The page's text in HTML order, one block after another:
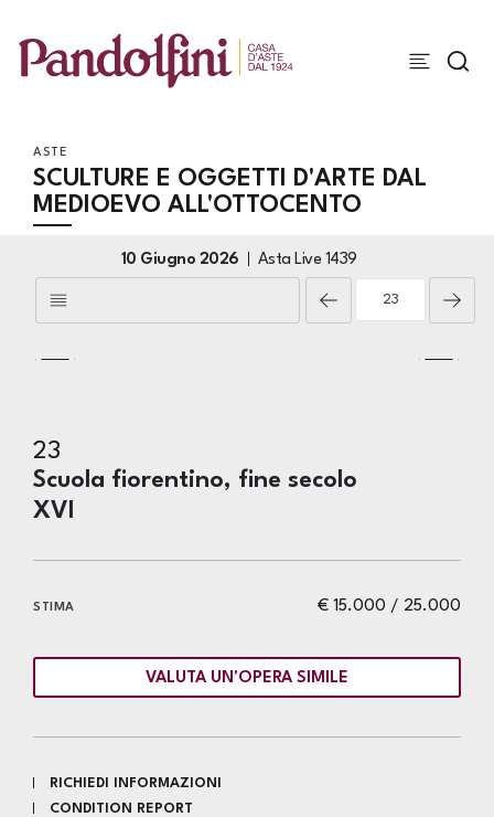
ASTE
SCULTURE E OGGETTI D'ARTE DAL
MEDIOEVO ALL'OTTOCENTO
10 Giugno 2026 Asta Live 1439
23
Scuola fiorentino, fine secolo
XVI
€ 15.000 / 25.000
STIMA
VALUTA UN'OPERA SIMILE
RICHIEDI INFORMAZIONI
CONDITION REPORT